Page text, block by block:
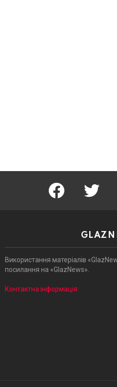
facebook twitter
Використання матеріалів
посилання на «GlazNews».
Контактна інформація